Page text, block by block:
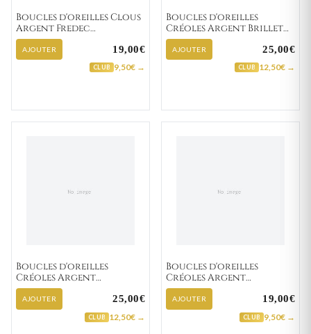
Boucles d'oreilles Clous
Argent Fredec
Zirconium
AJOUTER 19,00€
CLUB 9,50€ →
Boucles d'oreilles
Créoles Argent Brillet
Texturé
AJOUTER 25,00€
CLUB 12,50€ →
Boucles d'oreilles
Créoles Argent
Dorfmann Texturé
AJOUTER 25,00€
CLUB 12,50€ →
Boucles d'oreilles
Créoles Argent
Dorfmann Texturé
AJOUTER 19,00€
CLUB 9,50€ →